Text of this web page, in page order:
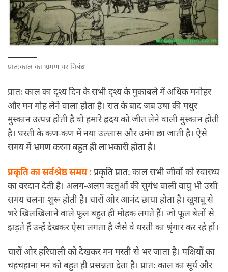
प्रातःकाल का भ्रमण पर निबंध
प्रातः काल का दृश्य दिन के सभी दृश्य के मुकाबले में अधिक मनोहर
और मन मोह लेने वाला होता है। रात के बाद जब उषा की मधुर
मुस्कान उत्पन्न होती है वो हमारे ह्रदय को जीत लेने वालीमुस्कानहोती
है। धरती के कण-कण में नया उल्लास और उमंग छा जाती है। ऐसे
समय में भ्रमण करना बहुत ही लाभकारी होता है।
प्रकृति का सर्वश्रेष्ठ समय : प्रकृति प्रातः काल सभी जीवों को स्वास्थ्य
का वरदान देती है। अलग-अलग ऋतुओं की सुगंध वाली वायु भी उसी
समय चलना शुरू होती है। चारों ओर आनंद छाया होता है। खुशबूसे
भरे खिलखिलाने वाले फूल बहुत ही मोहक लगते हैं। जो फूल बेलों से
झड़ते हैं उन्हें देखकर ऐसा लगता है जैसे वे धरती का श्रृंगार कर रहे हों।
चारों ओर हरियाली को देखकर मन मस्ती से भर जाता है। पक्षियों का
चहचहाना मन को बहुत ही प्रसन्नता देता है। प्रातः काल का सूर्य और